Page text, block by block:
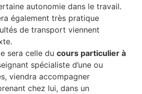
autonomie dans le travail.
également très pratique
de transport viennent
sera celle du cours particulier à
spécialiste d’une ou
viendra accompagner
chez lui, dans un